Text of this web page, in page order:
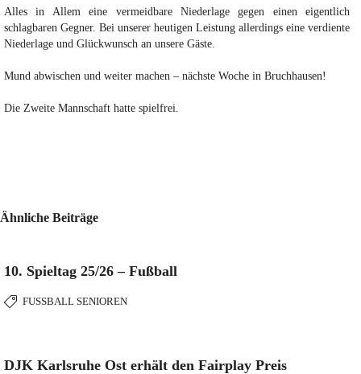
Alles in Allem eine vermeidbare Niederlage gegen einen eigentlich
schlagbaren Gegner. Bei unserer heutigen Leistung allerdings eine verdiente
Niederlage und Glückwunsch an unsere Gäste.
Mund abwischen und weiter machen – nächste Woche in Bruchhausen!
Die Zweite Mannschaft hatte spielfrei.
Ähnliche Beiträge
10. Spieltag 25/26 – Fußball
FUSSBALL SENIOREN
DJK Karlsruhe Ost erhält den Fairplay Preis